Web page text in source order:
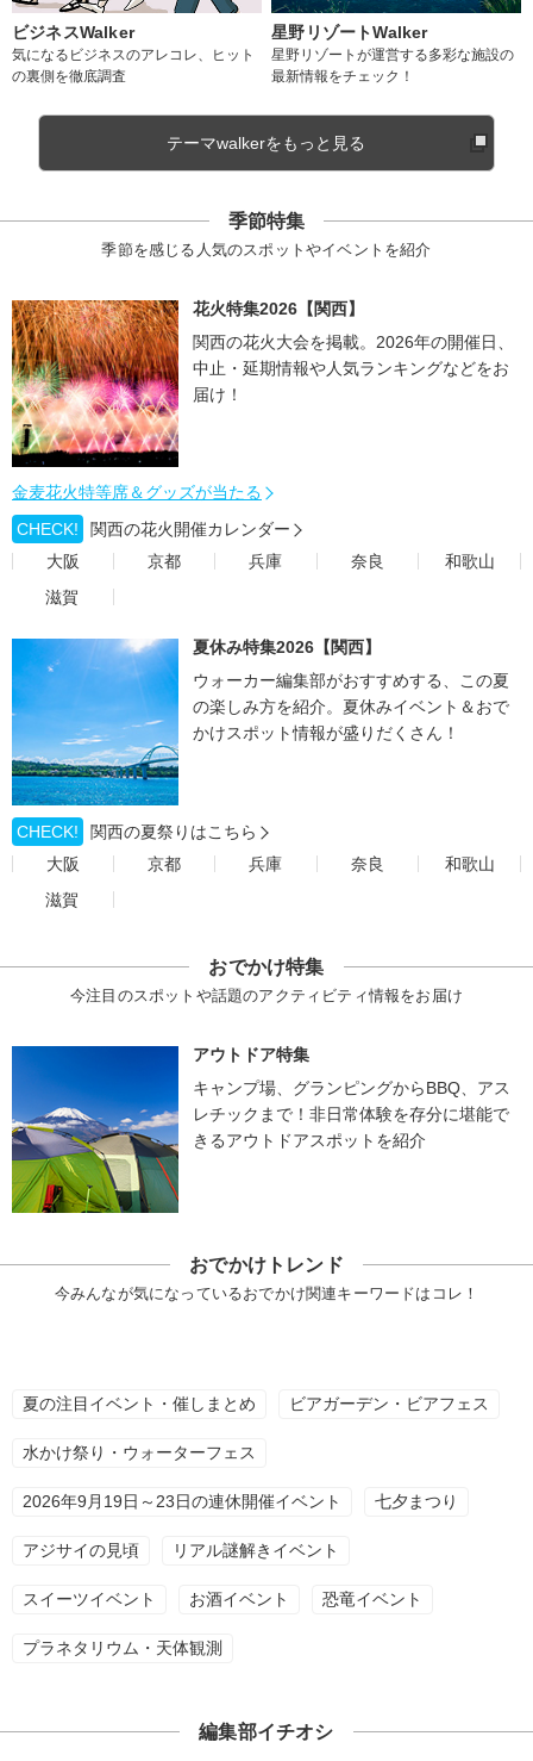
ビジネスWalker
気になるビジネスのアレコレ、ヒット
の裏側を徹底調査
星野リゾートWalker
星野リゾートが運営する多彩な施設の
最新情報をチェック！
テーマwalkerをもっと見る
季節特集
季節を感じる人気のスポットやイベントを紹介
花火特集2026【関西】
関西の花火大会を掲載。2026年の開催日、
中止・延期情報や人気ランキングなどをお
届け！
金麦花火特等席＆グッズが当たる
CHECK!
関西の花火開催カレンダー
大阪
京都 兵庫 奈良
和歌山
滋賀
夏休み特集2026【関西】
ウォーカー編集部がおすすめする、この夏
の楽しみ方を紹介。夏休みイベント＆おで
かけスポット情報が盛りだくさん！
CHECK!
関西の夏祭りはこちら
大阪
京都 兵庫 奈良
和歌山
滋賀
おでかけ特集
今注目のスポットや話題のアクティビティ情報をお届け
アウトドア特集
キャンプ場、グランピングからBBQ、アス
レチックまで！非日常体験を存分に堪能で
きるアウトドアスポットを紹介
おでかけトレンド
今みんなが気になっているおでかけ関連キーワードはコレ！
夏の注目イベント・催しまとめ ビアガーデン・ビアフェス
水かけ祭り・ウォーターフェス
2026年9月19日～23日の連休開催イベント 七夕まつり
アジサイの見頃 リアル謎解きイベント
スイーツイベント お酒イベント 恐竜イベント
プラネタリウム・天体観測
編集部イチオシ